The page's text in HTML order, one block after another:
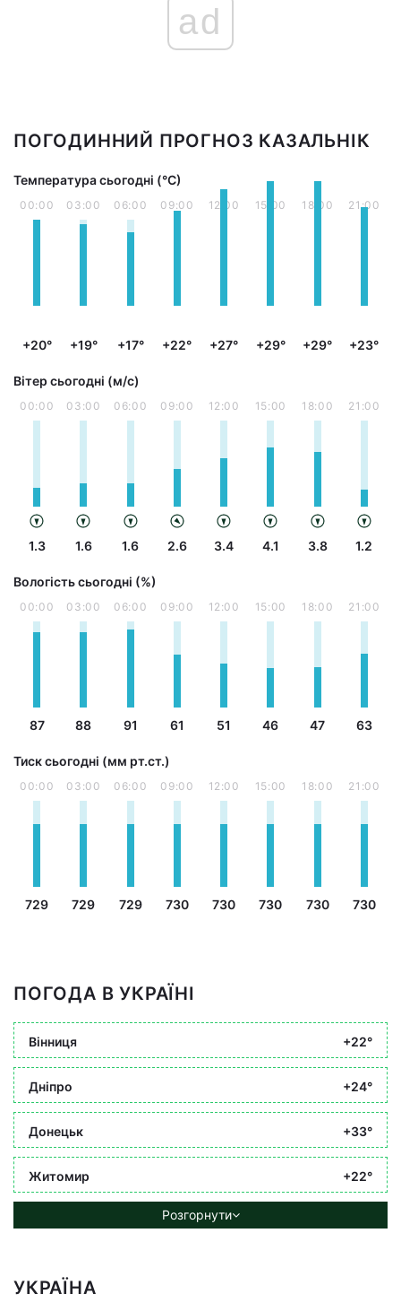
ad
ПОГОДИННИЙ ПРОГНОЗ КАЗАЛЬНІК
Температура сьогодні (°С)
00:00
+20°
03:00
+19°
06:00
+17°
09:00
+22°
12:00
+27°
15:00
+29°
18:00
+29°
21:00
+23°
Вітер сьогодні (м/с)
00:00
1.3
03:00
1.6
06:00
1.6
09:00
2.6
12:00
3.4
15:00
4.1
18:00
3.8
21:00
1.2
Вологість сьогодні (%)
00:00
87
03:00
88
06:00
91
09:00
61
12:00
51
15:00
46
18:00
47
21:00
63
Тиск сьогодні (мм рт.ст.)
00:00
729
03:00
729
06:00
729
09:00
730
12:00
730
15:00
730
18:00
730
21:00
730
ПОГОДА В УКРАЇНІ
Вінниця +22°
Дніпро +24°
Донецьк +33°
Житомир +22°
Розгорнути
УКРАЇНА